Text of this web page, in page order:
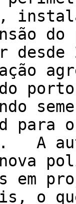
desde
para o
A
em
o